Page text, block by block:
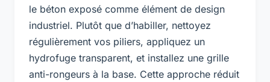
le béton exposé comme élément de design
industriel. Plutôt que d’habiller, nettoyez
régulièrement vos piliers, appliquez un
hydrofuge transparent, et installez une grille
anti-rongeurs à la base. Cette approche réduit